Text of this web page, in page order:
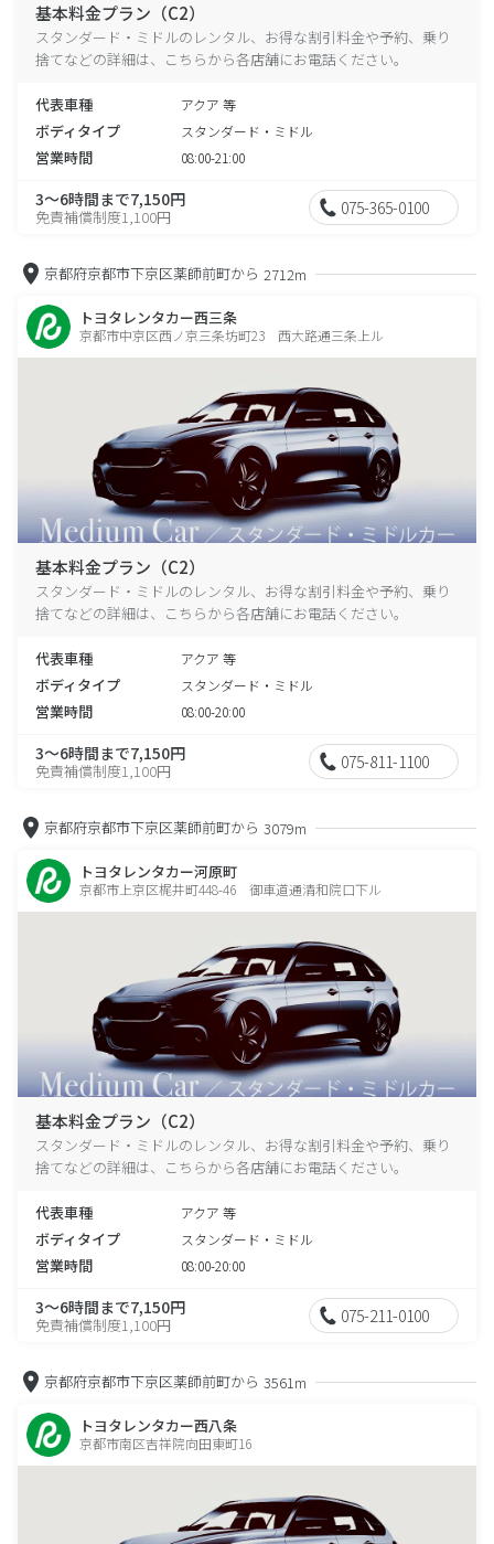
基本料金プラン（C2）
スタンダード・ミドルのレンタル、お得な割引料金や予約、乗り
捨てなどの詳細は、こちらから各店舗にお電話ください。
代表車種 アクア 等
ボディタイプ スタンダード・ミドル
営業時間 08:00-21:00
3～6時間まで7,150円
免責補償制度1,100円 075-365-0100
京都府京都市下京区薬師前町から 2712m
トヨタレンタカー西三条
京都市中京区西ノ京三条坊町23 西大路通三条上ル
基本料金プラン（C2）
スタンダード・ミドルのレンタル、お得な割引料金や予約、乗り
捨てなどの詳細は、こちらから各店舗にお電話ください。
代表車種 アクア 等
ボディタイプ スタンダード・ミドル
営業時間 08:00-20:00
3～6時間まで7,150円
免責補償制度1,100円 075-811-1100
京都府京都市下京区薬師前町から 3079m
トヨタレンタカー河原町
京都市上京区梶井町448-46 御車道通清和院口下ル
基本料金プラン（C2）
スタンダード・ミドルのレンタル、お得な割引料金や予約、乗り
捨てなどの詳細は、こちらから各店舗にお電話ください。
代表車種 アクア 等
ボディタイプ スタンダード・ミドル
営業時間 08:00-20:00
3～6時間まで7,150円
免責補償制度1,100円 075-211-0100
京都府京都市下京区薬師前町から 3561m
トヨタレンタカー西八条
京都市南区吉祥院向田東町16